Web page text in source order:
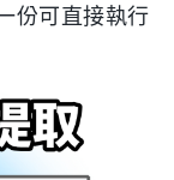
份可直接執行